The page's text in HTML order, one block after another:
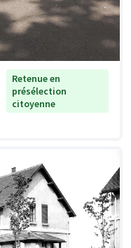
Retenue en
présélection
citoyenne